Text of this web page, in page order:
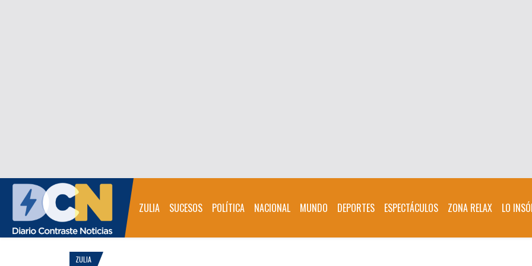
ZULIA SUCESOS POLÍTICA NACIONAL MUNDO DEPORTES ESPECTÁCULOS ZONA RELAX LO
ZULIA